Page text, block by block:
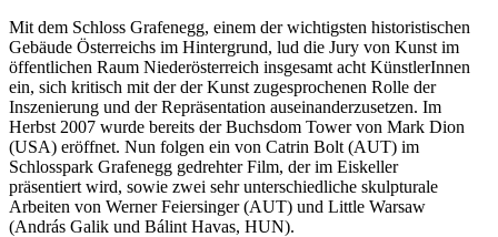
Mit dem Schloss Grafenegg, einem der wichtigsten historistischen
Gebäude Österreichs im Hintergrund, lud die Jury von Kunst im
öffentlichen Raum Niederösterreich insgesamt acht KünstlerInnen
ein, sich kritisch mit der der Kunst zugesprochenen Rolle der
Inszenierung und der Repräsentation auseinanderzusetzen. Im
Herbst 2007 wurde bereits der Buchsdom Tower von Mark Dion
(USA) eröffnet. Nun folgen ein von Catrin Bolt (AUT) im
Schlosspark Grafenegg gedrehter Film, der im Eiskeller
präsentiert wird, sowie zwei sehr unterschiedliche skulpturale
Arbeiten von Werner Feiersinger (AUT) und Little Warsaw
(András Galik und Bálint Havas, HUN).